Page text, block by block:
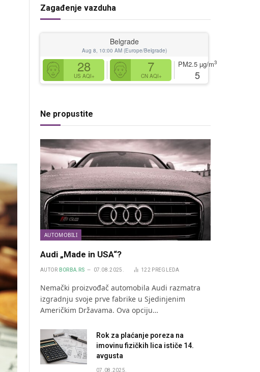
Zagađenje vazduha
Belgrade
Aug 8, 10:00 AM (Europe/Belgrade)
28
US AQI+
7
CN AQI+
PM2.5 µg/m3
5
Ne propustite
AUTOMOBILI
Audi „Made in USA“?
AUTOR BORBA.RS 07.08.2025. 122 PREGLEDA
Nemački proizvođač automobila Audi razmatra
izgradnju svoje prve fabrike u Sjedinjenim
Američkim Državama. Ova opciju…
Rok za plaćanje poreza na
imovinu fizičkih lica ističe 14.
avgusta
07.08.2025.